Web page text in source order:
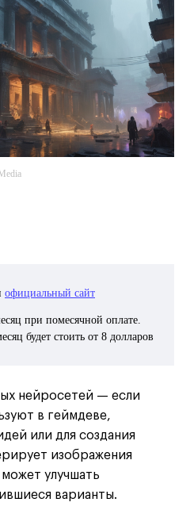
официальный сайт
при помесячной оплате.
будет стоить от 8 долларов
нейросетей — если
в геймдеве,
или для создания
изображения
улучшать
варианты.